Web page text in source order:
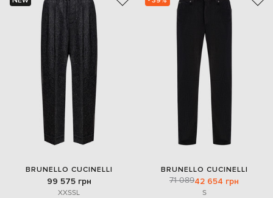
BRUNELLO CUCINELLI
99 575 грн
XXSSL
BRUNELLO CUCINELLI
71 08942 654 грн
S